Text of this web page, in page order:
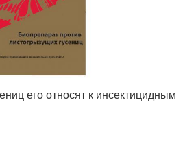
его относят к инсектицидным